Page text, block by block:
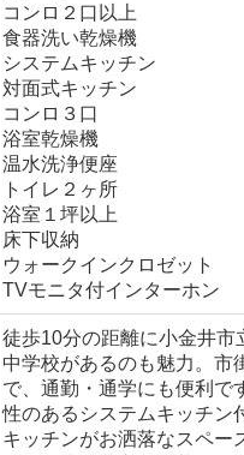
コンロ２口以上
食器洗い乾燥機
システムキッチン
対面式キッチン
コンロ３口
浴室乾燥機
温水洗浄便座
トイレ２ヶ所
浴室１坪以上
床下収納
ウォークインクロゼット
TVモニタ付インターホン
徒歩10分の距離に小金井市
中学校があるのも魅力。市
で、通勤・通学にも便利で
性のあるシステムキッチン
キッチンがお洒落なスペー